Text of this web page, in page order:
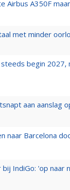
Airbus A350F
met minder
begin
aan aanslag
naar Barcelona
IndiGo: 'op naar